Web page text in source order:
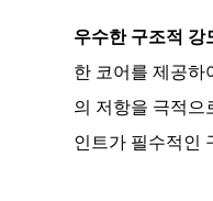
우수한 구조적 강
한 코어를 제공하
의 저항을 극적으
인트가 필수적인